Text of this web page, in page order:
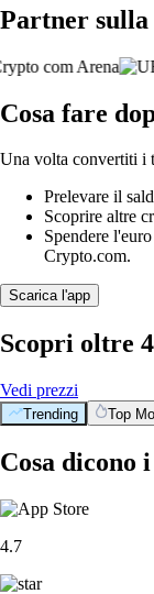
Partner sulla
Cosa fare
Una volta convertiti i
Prelevare il
Scoprire altre
Spendere
Crypto.com.
Scarica l'app
Scopri oltre
Vedi prezzi
Trending Top
Cosa dicono
4.7